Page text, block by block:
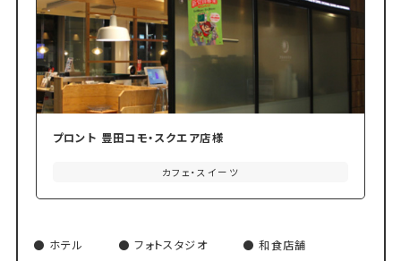
プロント 豊田コモ・スクエア店様
カフェ・スイーツ
ホテル フォトスタジオ 和食店舗